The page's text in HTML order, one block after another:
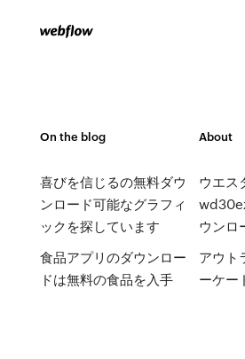
On the blog
喜びを信じるの無料ダウ
ンロード可能なグラフィ
ックを探しています
食品アプリのダウンロー
ドは無料の食品を入手
About
ウエス
ウンロ
アウト
ーケー